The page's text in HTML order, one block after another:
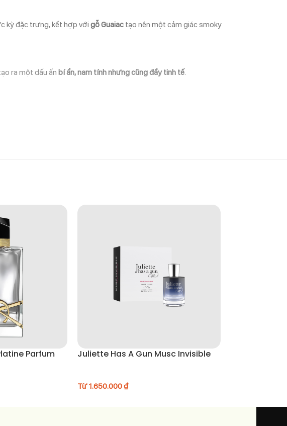
kỳ đặc trưng, kết hợp với gỗ Guaiac tạo nên một cảm giác smoky
ra một dấu ấn bí ẩn, nam tính nhưng cũng đầy tinh tế.
Parfum Juliette Has A Gun Musc Invisible
Từ1.650.000₫